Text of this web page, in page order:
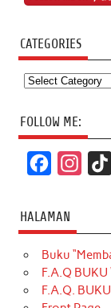
CATEGORIES
Categories
FOLLOW ME:
c
e
b
o
t
a
g
HALAMAN
Buku
F.A.Q BUKU
F.A.Q. BUKU